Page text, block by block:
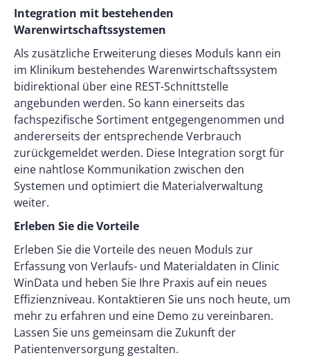
Integration mit bestehenden
Warenwirtschaftssystemen
Als zusätzliche Erweiterung dieses Moduls kann ein
im Klinikum bestehendes Warenwirtschaftssystem
bidirektional über eine REST-Schnittstelle
angebunden werden. So kann einerseits das
fachspezifische Sortiment entgegengenommen und
andererseits der entsprechende Verbrauch
zurückgemeldet werden. Diese Integration sorgt für
eine nahtlose Kommunikation zwischen den
Systemen und optimiert die Materialverwaltung
weiter.
Erleben Sie die Vorteile
Erleben Sie die Vorteile des neuen Moduls zur
Erfassung von Verlaufs- und Materialdaten in Clinic
WinData und heben Sie Ihre Praxis auf ein neues
Effizienzniveau. Kontaktieren Sie uns noch heute, um
mehr zu erfahren und eine Demo zu vereinbaren.
Lassen Sie uns gemeinsam die Zukunft der
Patientenversorgung gestalten.